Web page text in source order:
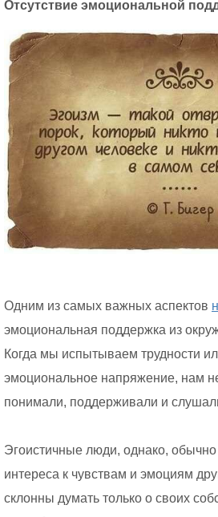
Отсутствие эмоциональной
Одним из самых важных аспектов
эмоциональная поддержка из
Когда мы испытываем трудности
эмоциональное напряжение, нам
понимали, поддерживали и
Эгоистичные люди, однако,
интереса к чувствам и эмоциям
склонны думать только о своих